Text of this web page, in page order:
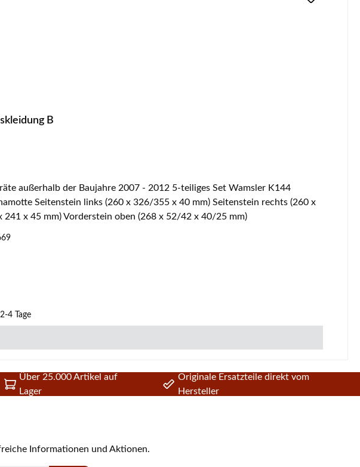
B
x 45 mm) Vorderstein oben (268 x 52/42 x 40/25 mm)
4 Tage
Über 25.000 Artikel auf
Lager
Originale Ersatzteile direkt vom
Hersteller
Informationen und Aktionen.